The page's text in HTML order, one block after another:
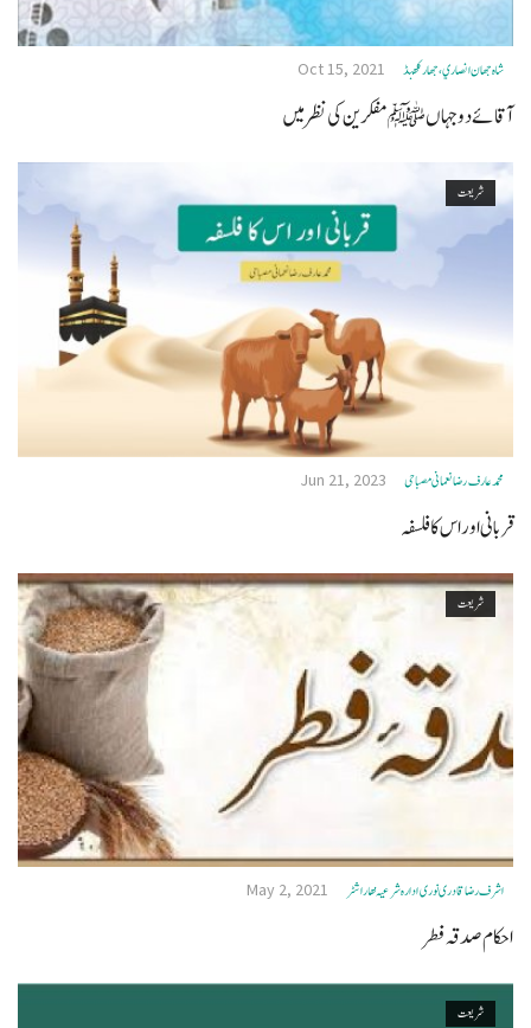
شاه جهان انصاري، جهاركهنڈ Oct 15, 2021
آقائے دو جہاں ﷺ مفکرین کی نظر میں
شریعت
محمد عار ف رضا نعمانی مصباحی Jun 21, 2023
قربانی اور اس کا فلسفہ
شریعت
اشرف رضا قادری نوری ادارہ شرعیہ مھاراشٹر May 2, 2021
احکام صدقہ فطر
شریعت